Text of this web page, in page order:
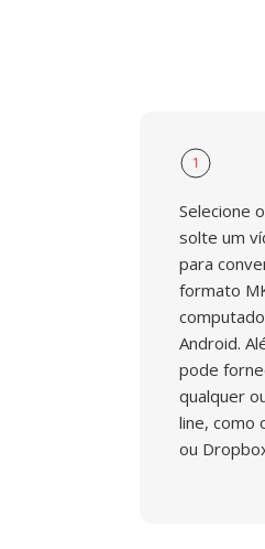
1
Selecione
solte um
para
formato
Android.
pode
qualquer
line, como
ou